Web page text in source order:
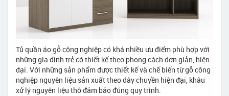
Tủ quần áo gỗ công nghiệp có khá nhiều ưu điểm phù hợp với
những gia đình trẻ có thiết kế theo phong cách đơn giản, hiện
đại. Với những sản phẩm được thiết kế và chế biến từ gỗ công
nghiệp nguyên liệu sản xuất theo dây chuyền hiện đại, khâu
xử lý nguyên liệu thô đảm bảo đúng quy trình.